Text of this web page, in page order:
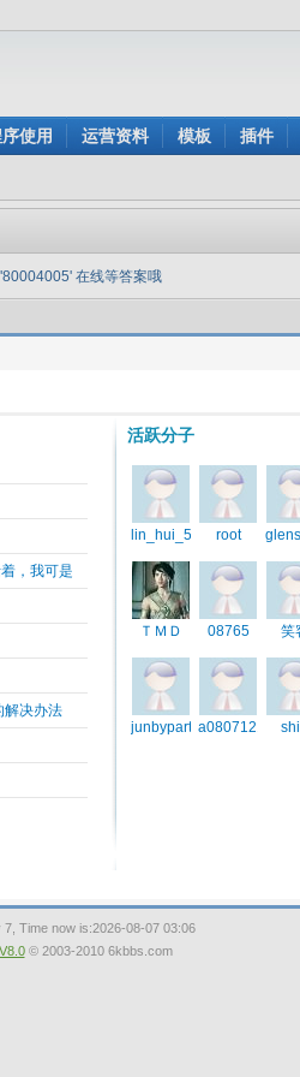
使用 运营资料 模板 插件
在线等答案哦
在线等答案哦
所有记录中均未找到搜索关键字。
。。 。
Time now is:2026-08-07 03:06
© 2003-2010 6kbbs.com